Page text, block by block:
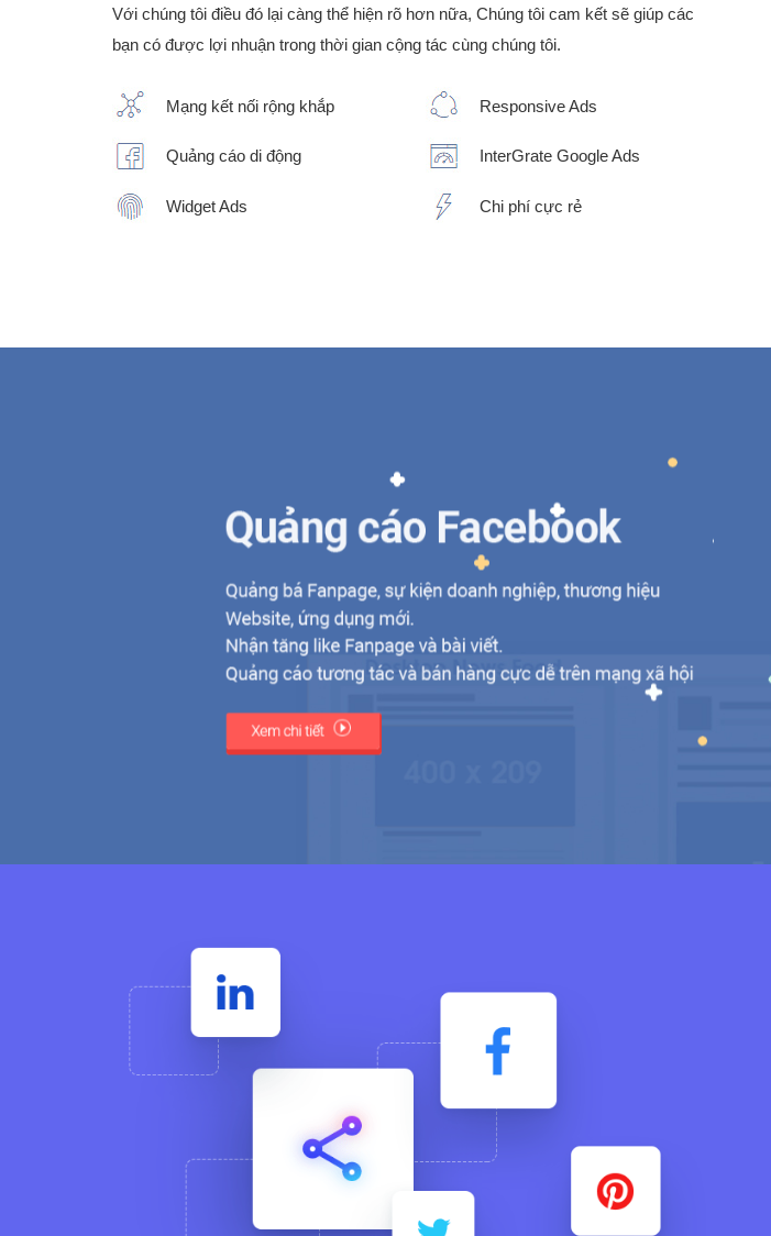
Với chúng tôi điều đó lại càng thể hiện rõ hơn nữa, Chúng tôi cam kết sẽ giúp các
bạn có được lợi nhuận trong thời gian cộng tác cùng chúng tôi.
Mạng kết nối rộng khắp
Quảng cáo di động
Widget Ads
Responsive Ads
InterGrate Google Ads
Chi phí cực rẻ